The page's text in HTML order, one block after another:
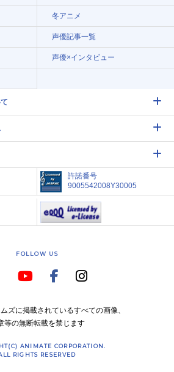
冬アニメ
声優記事一覧
声優×インタビュー
許諾番号
9005542008Y30005
FOLLOW US
ズに掲載されているすべての画像、
等の無断転載を禁じます
ANIMATE CORPORATION.
RIGHTS RESERVED